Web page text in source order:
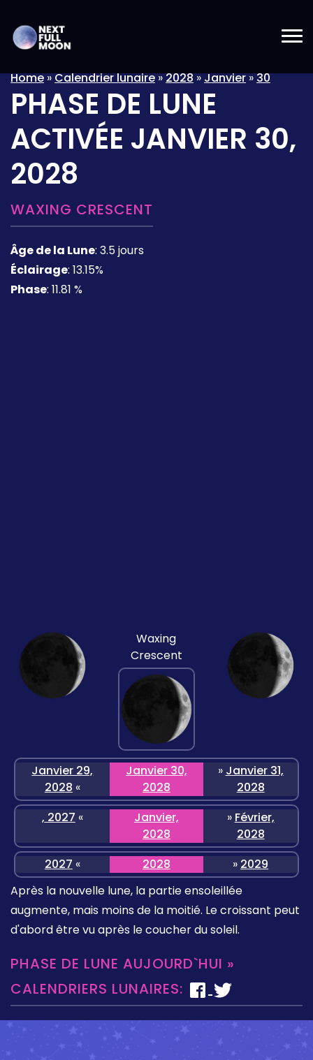
Home»Calendrier lunaire»2028»Janvier»30
PHASE DE LUNE
ACTIVÉE JANVIER 30,
2028
WAXING CRESCENT
Âge de la Lune: 3.5 jours
Éclairage: 13.15%
Phase: 11.81 %
Waxing
Crescent
Janvier 29,
2028 «
Janvier 30,
2028
» Janvier 31,
2028
, 2027 «
Janvier,
2028
» Février,
2028
2027 « 2028 » 2029
Après la nouvelle lune, la partie ensoleillée
augmente, mais moins de la moitié. Le croissant peut
d'abord être vu après le coucher du soleil.
PHASE DE LUNE AUJOURD`HUI »
CALENDRIERS LUNAIRES: